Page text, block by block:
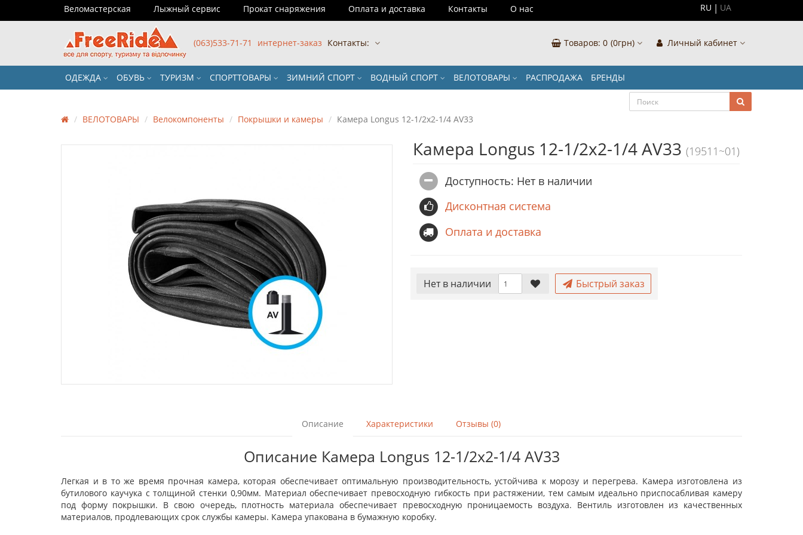
Веломастерская Лыжный сервис Прокат снаряжения Оплата и доставка Контакты О нас RU UA
(063)533-71-71 интернет-заказ Контакты: (0грн)
Товаров: 0 Личный кабинет
ОДЕЖДА ОБУВЬ ТУРИЗМ СПОРТТОВАРЫ ЗИМНИЙ СПОРТ ВОДНЫЙ СПОРТ ВЕЛОТОВАРЫ РАСПРОДАЖА БРЕНДЫ
ВЕЛОТОВАРЫ Велокомпоненты Покрышки и камеры Камера Longus 12-1/2x2-1/4 AV33
Камера Longus 12-1/2x2-1/4 AV33 (19511~01)
Доступность: Нет в наличии
Дисконтная система
Оплата и доставка
Нет в наличии Быстрый заказ
Описание Характеристики Отзывы (0)
Описание Камера Longus 12-1/2x2-1/4 AV33
Легкая и в то же время прочная камера, которая обеспечивает оптимальную производительность, устойчива к морозу и перегрева. Камера изготовлена из
бутилового каучука с толщиной стенки 0,90мм. Материал обеспечивает превосходную гибкость при растяжении, тем самым идеально приспосабливая камеру
под форму покрышки. В свою очередь, плотность материала обеспечивает превосходную проницаемость воздуха. Вентиль изготовлен из качественных
материалов, продлевающих срок службы камеры. Камера упакована в бумажную коробку.